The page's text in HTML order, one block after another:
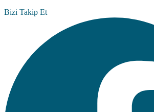
Bizi Takip Et